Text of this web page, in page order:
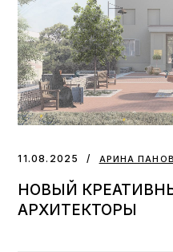
11.08.2025 АРИНА
НОВЫЙ
АРХИТЕКТОРЫ